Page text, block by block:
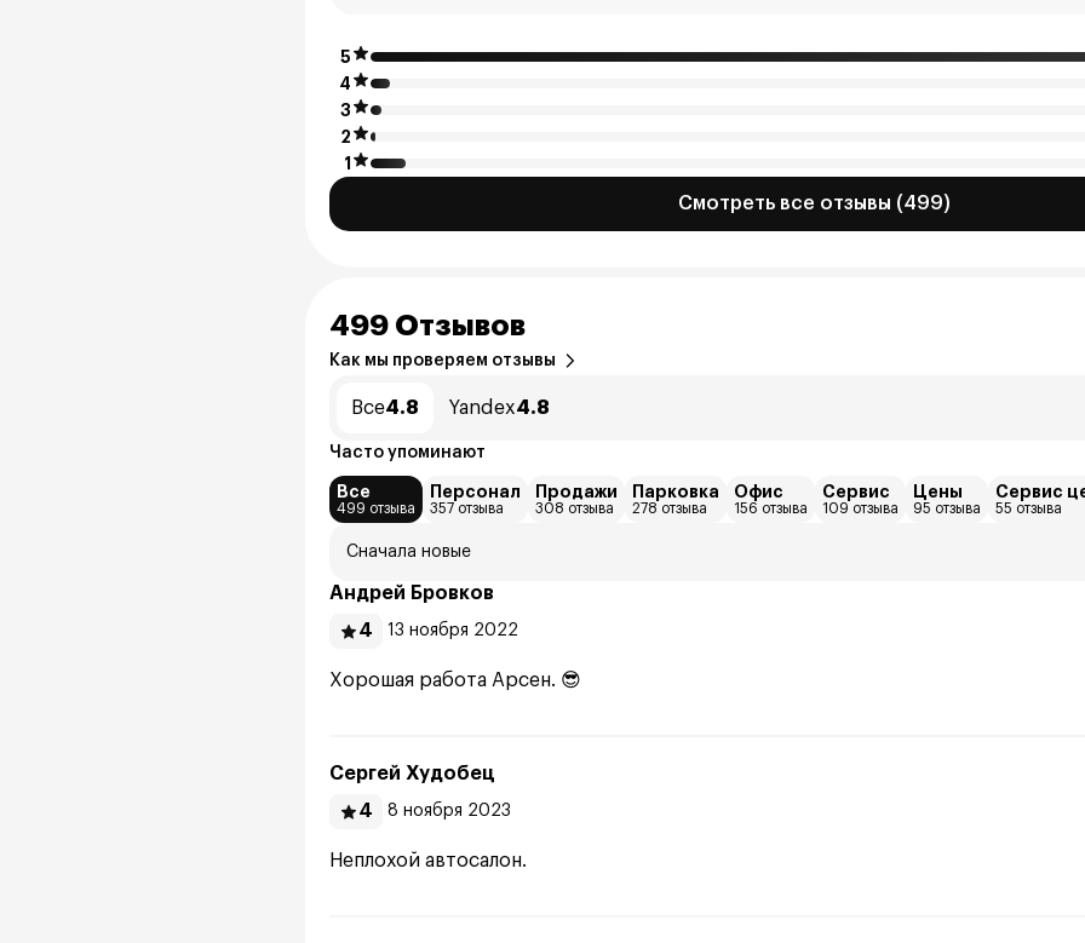
5
4
3
2
1
Смотреть все отзывы (499)
499 Отзывов
Как мы проверяем отзывы
Все4.8 Yandex4.8
Часто упоминают
Все
499 отзыва
Персонал
357 отзыва
Продажи
308 отзыва
Парковка
278 отзыва
Офис
156 отзыва
Сервис
109 отзыва
Цены
95 отзыва
Сервис
55 отзыва
Сначала новые
Андрей Бровков
4
13 ноября 2022
Хорошая работа Арсен. 😎
Сергей Худобец
4
8 ноября 2023
Неплохой автосалон.